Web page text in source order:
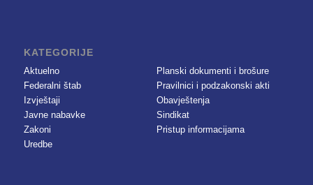
KATEGORIJE
Aktuelno
Federalni štab
Izvještaji
Javne nabavke
Zakoni
Uredbe
Planski dokumenti i brošure
Pravilnici i podzakonski akti
Obavještenja
Sindikat
Pristup informacijama